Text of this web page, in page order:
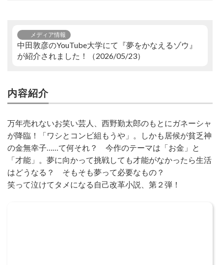
メディア情報
中田敦彦のYouTube大学にて『夢をかなえるゾウ』
が紹介されました！（2026/05/23）
内容紹介
万年売れないお笑い芸人、西野勤太郎のもとにガネーシャ
が降臨！「ワシとコンビ組もうや」。しかも居候が貧乏神
の金無幸子……て何それ？ 今作のテーマは「お金」と
「才能」。夢に向かって挑戦しても才能がなかったら生活
はどうなる？ そもそも夢って必要なもの？
笑って泣けてタメになる自己改革小説、第２弾！